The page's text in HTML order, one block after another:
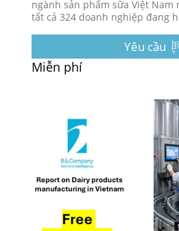
ngành sản phẩm sữa Việt Nam
tất cả 324 doanh nghiệp đang
Yêu cầu
Miễn phí